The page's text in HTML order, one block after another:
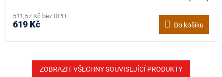
511,57 Kč bez DPH
619 Kč Do košíku
ZOBRAZIT VŠECHNY SOUVISEJÍCÍ PRODUKTY